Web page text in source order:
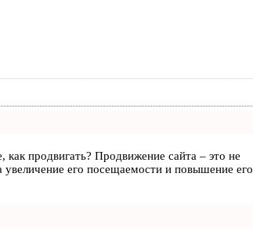
как продвигать? Продвижение сайта – это не
его посещаемости и повышение его